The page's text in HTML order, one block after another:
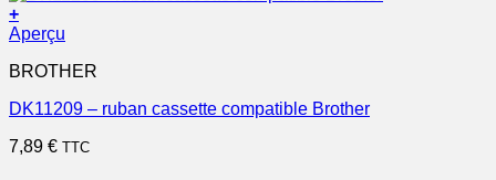
+
Aperçu
BROTHER
DK11209 – ruban cassette compatible Brother
7,89 € TTC